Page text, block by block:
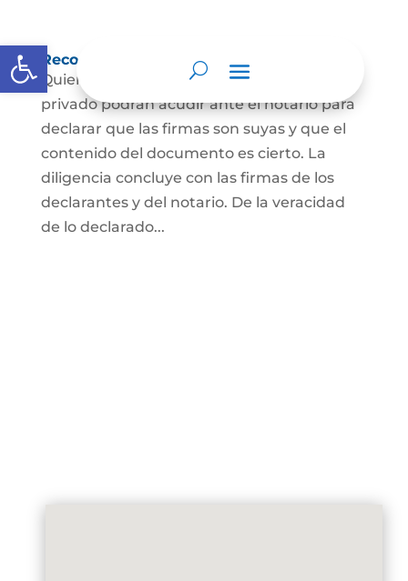
Abrir barra de herramientas
Reconocimiento de firma y contenido
Quienes hayan firmado un documento
privado podrán acudir ante el notario para
declarar que las firmas son suyas y que el
contenido del documento es cierto. La
diligencia concluye con las firmas de los
declarantes y del notario. De la veracidad
de lo declarado...